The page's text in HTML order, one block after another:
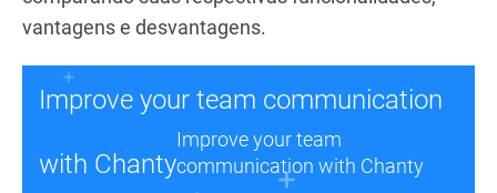
vantagens e desvantagens.
Improve your team communication
with Chanty
Improve your team
communication with Chanty